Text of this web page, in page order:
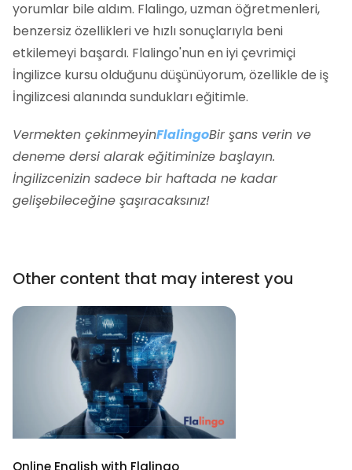
yorumlar bile aldım. Flalingo, uzman öğretmenleri,
benzersiz özellikleri ve hızlı sonuçlarıyla beni
etkilemeyi başardı. Flalingo'nun en iyi çevrimiçi
İngilizce kursu olduğunu düşünüyorum, özellikle de iş
İngilizcesi alanında sundukları eğitimle.
Vermekten çekinmeyinFlalingoBir şans verin ve
deneme dersi alarak eğitiminize başlayın.
İngilizcenizin sadece bir haftada ne kadar
gelişebileceğine şaşıracaksınız!
Other content that may interest you
Online English with Flalingo